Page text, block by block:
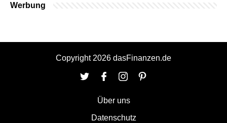
Werbung
Copyright 2026 dasFinanzen.de
Über uns
Datenschutz